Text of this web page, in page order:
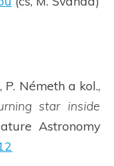
P. Németh a kol.,
star inside
Astronomy